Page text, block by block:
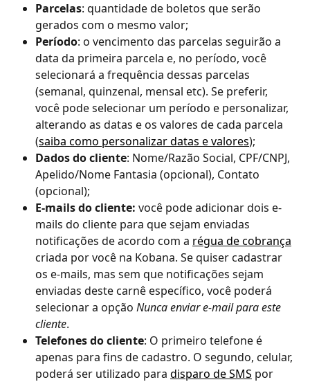
Parcelas: quantidade de boletos que serão
gerados com o mesmo valor;
Período: o vencimento das parcelas seguirão a
data da primeira parcela e, no período, você
selecionará a frequência dessas parcelas
(semanal, quinzenal, mensal etc). Se preferir,
você pode selecionar um período e personalizar,
alterando as datas e os valores de cada parcela
(saiba como personalizar datas e valores);
Dados do cliente: Nome/Razão Social, CPF/CNPJ,
Apelido/Nome Fantasia (opcional), Contato
(opcional);
E-mails do cliente: você pode adicionar dois e-
mails do cliente para que sejam enviadas
notificações de acordo com a régua de cobrança
criada por você na Kobana. Se quiser cadastrar
os e-mails, mas sem que notificações sejam
enviadas deste carnê específico, você poderá
selecionar a opção Nunca enviar e-mail para este
cliente.
Telefones do cliente: O primeiro telefone é
apenas para fins de cadastro. O segundo, celular,
poderá ser utilizado para disparo de SMS por